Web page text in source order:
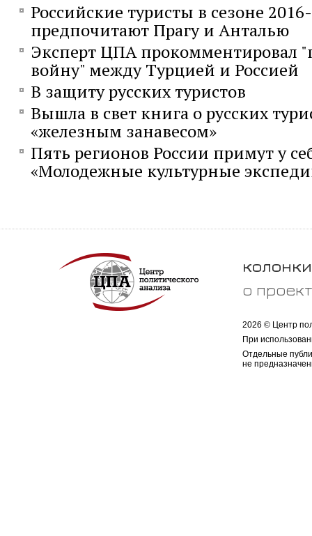
Российские туристы в сезоне
предпочитают Прагу и Анталью
Эксперт ЦПА прокомментировал
войну" между Турцией и Россией
В защиту русских туристов
Вышла в свет книга о русских
«железным занавесом»
Пять регионов России примут у
«Молодежные культурные
колонки
о
2026 © Центр
При
Отдельные
не